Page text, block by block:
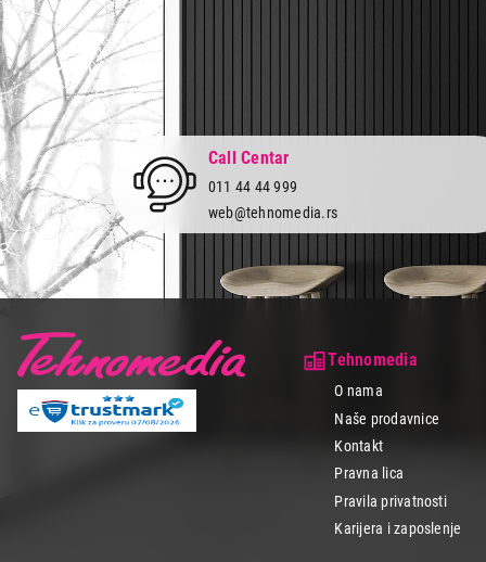
Call Centar
011 44 44 999
web@tehnomedia.rs
Tehnomedia
O nama
Naše prodavnice
Kontakt
Pravna lica
Pravila privatnosti
Karijera i zaposlenje